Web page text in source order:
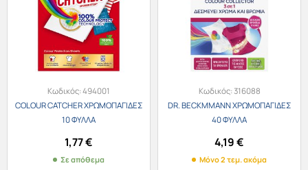
Κωδικός:494001
COLOUR CATCHER ΧΡΩΜΟΠΑΓΙΔΕΣ
10 ΦΥΛΛΑ
1,77€
Σε απόθεμα
Κωδικός:316088
DR. BECKMMANN ΧΡΩΜΟΠΑΓΙΔΕΣ
40 ΦΥΛΛΑ
4,19€
Μόνο 2 τεμ. ακόμα